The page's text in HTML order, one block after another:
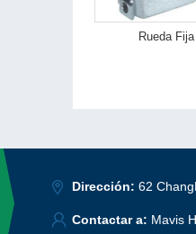
Rueda
Dirección:62
Contactar a: Mavis